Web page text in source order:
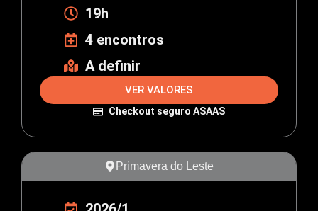
19h
4 encontros
A definir
VER VALORES
Checkout seguro ASAAS
Primavera do Leste